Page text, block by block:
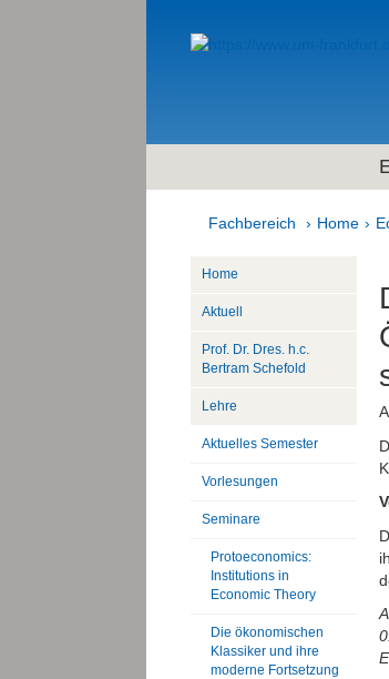
Fachbereich Home
Home
Aktuell
Prof. Dr. Dres. h.c.
Bertram Schefold
Lehre
Aktuelles Semester
Vorlesungen
Seminare
Protoeconomics:
Institutions in
Economic Theory
Die ökonomischen
Klassiker und ihre
moderne Fortsetzung